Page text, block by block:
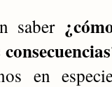
saber
en